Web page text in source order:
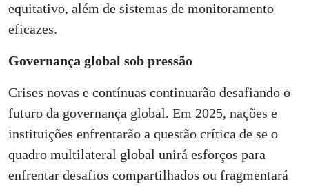
equitativo, além de sistemas de monitoramento
eficazes.
Governança global sob pressão
Crises novas e contínuas continuarão desafiando o
futuro da governança global. Em 2025, nações e
instituições enfrentarão a questão crítica de se o
quadro multilateral global unirá esforços para
enfrentar desafios compartilhados ou fragmentará